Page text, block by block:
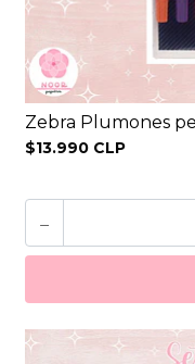
Zebra Plumones
$13.990 CLP
-